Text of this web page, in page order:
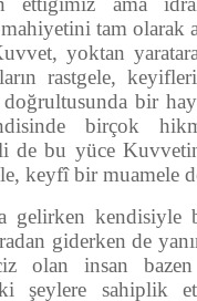
mahiyetini tam olarak
yoktan
rastgele,
bir
birçok
de bu yüce
keyfî bir muamele
gelirken kendisiyle
giderken de
olan insan
şeylere sahiplik